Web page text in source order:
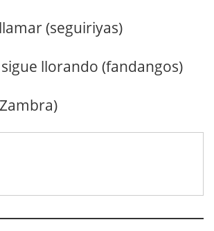
(seguiriyas)
llorando (fandangos)